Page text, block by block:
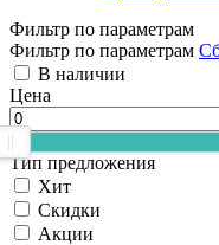
Фильтр по параметрам
Фильтр по параметрам
В наличии
Цена
Тип предложения
Хит
Скидки
Акции